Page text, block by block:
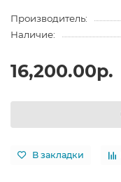
Производитель:
Наличие:
16,200.00р.
В закладки